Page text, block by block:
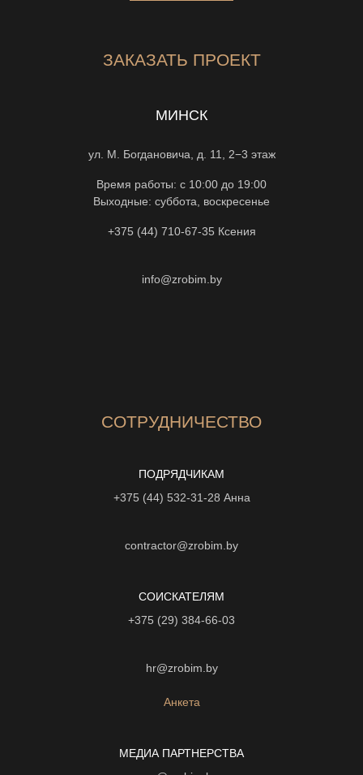
ЗАКАЗАТЬ ПРОЕКТ
МИНСК
ул. М. Богдановича, д. 11, 2−3 этаж
Время работы: с 10:00 до 19:00
Выходные: суббота, воскресенье
+375 (44) 710-67-35 Ксения
info@zrobim.by
СОТРУДНИЧЕСТВО
ПОДРЯДЧИКАМ
+375 (44) 532-31-28 Анна
contractor@zrobim.by
СОИСКАТЕЛЯМ
+375 (29) 384-66-03
hr@zrobim.by
Анкета
МЕДИА ПАРТНЕРСТВА